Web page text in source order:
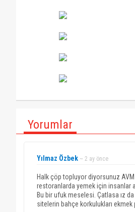
Yorumlar
Yılmaz Özbek ~ 2 ay önce
Halk çöp topluyor diyorsunuz
restoranlarda yemek için insanlar
Bu bir ufuk meselesi. Çatlasa ız
sitelerin bahçe korkulukları ekmek